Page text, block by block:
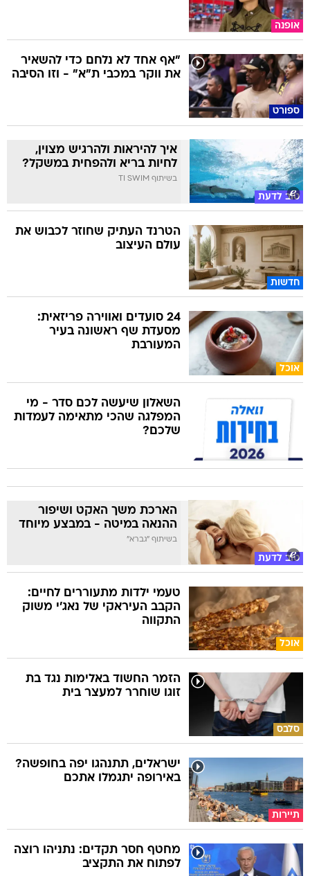
אופנה
ספורט
"אף אחד לא נלחם כדי להשאיר
את ווקר במכבי ת"א" - וזו הסיבה
טוב לדעת
איך להיראות ולהרגיש מצוין,
לחיות בריא ולהפחית במשקל?
בשיתוף TI SWIM
חדשות
הטרנד העתיק שחוזר לכבוש את
עולם העיצוב
אוכל
24 סועדים ואווירה פריזאית:
מסעדת שף ראשונה בעיר
המעורבת
השאלון שיעשה לכם סדר - מי
המפלגה שהכי מתאימה לעמדות
שלכם?
טוב לדעת
הארכת משך האקט ושיפור
ההנאה במיטה - במבצע מיוחד
בשיתוף "גברא"
אוכל
טעמי ילדות מתעוררים לחיים:
הקבב העיראקי של נאג׳י משוק
התקווה
סלבס
הזמר החשוד באלימות נגד בת
זוגו שוחרר למעצר בית
תיירות
ישראלים, תתנהגו יפה בחופשה?
באירופה יתגמלו אתכם
מחטף חסר תקדים: נתניהו רוצה
לפתוח את התקציב